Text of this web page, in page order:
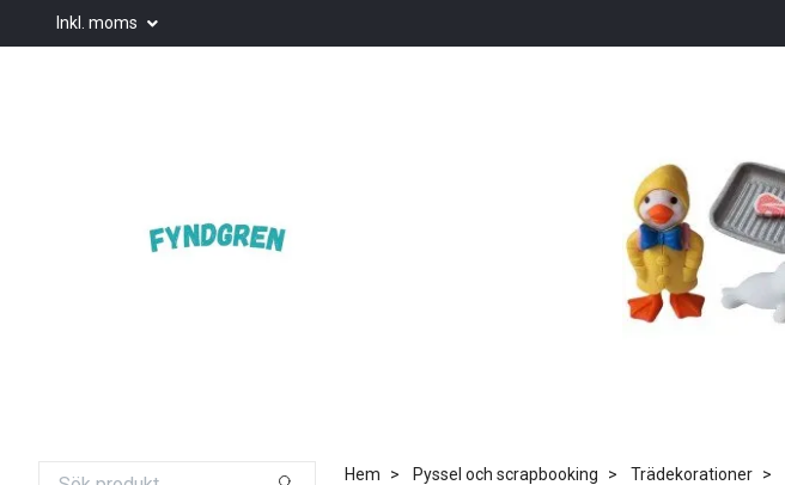
Inkl. moms
Hem Pyssel och scrapbooking Trädekorationer